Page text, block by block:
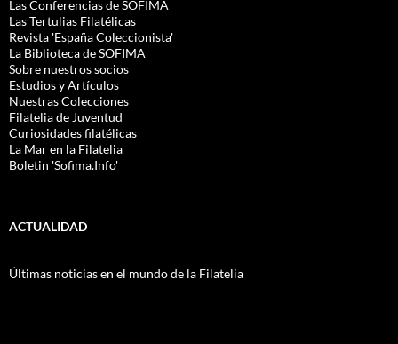
Las Conferencias de SOFIMA
Las Tertulias Filatélicas
Revista 'España Coleccionista'
La Biblioteca de SOFIMA
Sobre nuestros socios
Estudios y Artículos
Nuestras Colecciones
Filatelia de Juventud
Curiosidades filatélicas
La Mar en la Filatelia
Boletin 'Sofima.Info'
ACTUALIDAD
Últimas noticias en el mundo de la Filatelia